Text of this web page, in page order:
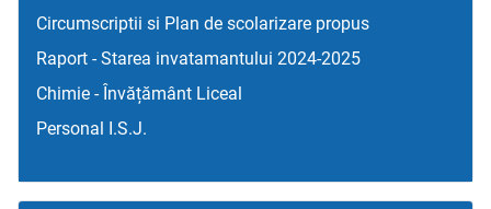
Circumscriptii si Plan de scolarizare propus
Raport - Starea invatamantului 2024-2025
Chimie - Învățământ Liceal
Personal I.S.J.